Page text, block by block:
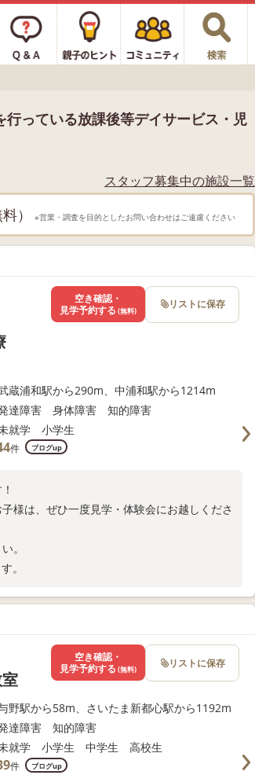
っている放課後等デイサービス・児
スタッフ募集中の施設一覧
） ※営業・調査を目的としたお問い合わせはご遠慮ください
蔵浦和駅から290m、中浦和駅から1214m
達障害 身体障害 知的障害
就学 小学生
件 ブログup
様は、ぜひ一度見学・体験会にお越しくださ
。
。
空き確認・
見学予約する (無料) リストに保存
野駅から58m、さいたま新都心駅から1192m
達障害 知的障害
就学 小学生 中学生 高校生
件 ブログup
空き確認・
見学予約する (無料) リストに保存